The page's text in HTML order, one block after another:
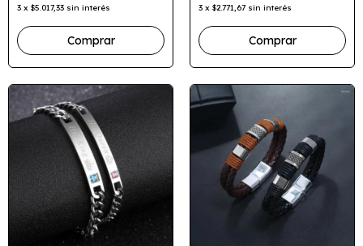
3 x $5.017,33 sin interés 3 x $2.771,67 sin interés